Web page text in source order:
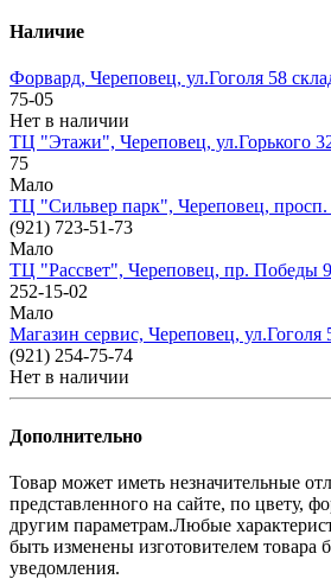
Наличие
Форвард, Череповец, ул.Гоголя 58
75-05
Нет в наличии
ТЦ "Этажи", Череповец, ул.Горького
75
Мало
ТЦ "Сильвер парк", Череповец,
(921) 723-51-73
Мало
ТЦ "Рассвет", Череповец, пр. Победы
252-15-02
Мало
Магазин сервис, Череповец,
(921) 254-75-74
Нет в наличии
Дополнительно
Товар может иметь незначительные
представленного на сайте, по цвету,
другим параметрам.Любые
быть изменены изготовителем товара
уведомления.